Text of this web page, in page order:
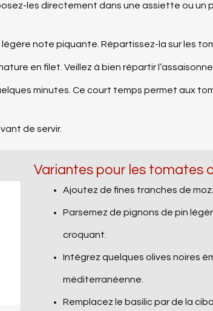
les directement dans une assiette ou un
note piquante. Répartissez-la sur les
en filet. Veillez à bien répartir
minutes. Ce court temps permet aux
de servir.
Variantes pour les
Ajoutez de fines tranches de
Parsemez de pignons de pin
croquant.
Intégrez quelques olives noires
méditerranéenne.
Remplacez le basilic par de la